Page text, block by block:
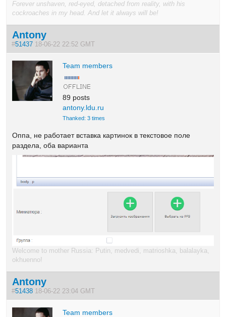
Forever unshaven, red-eyed, detached from reality, with his
cockroaches in my head. And let it always will be!
Antony
#51437 18-06-22 22:52 GMT
Team members
89 posts
antony.ldu.ru
Thanked: 3 times
Оппа, не работает вставка картинок в текстовое поле
раздела, оба варианта
Welcome to mother Russia: Putin, medvedi, matrioshka, balalayka,
okhuenno!
Antony
#51438 18-06-22 23:04 GMT
Team members